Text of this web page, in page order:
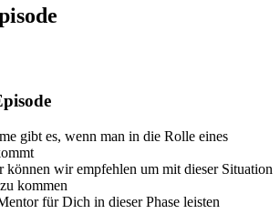
gibt es, wenn man in die Rolle eines
können wir empfehlen um mit dieser Situation
kommen
für Dich in dieser Phase leisten